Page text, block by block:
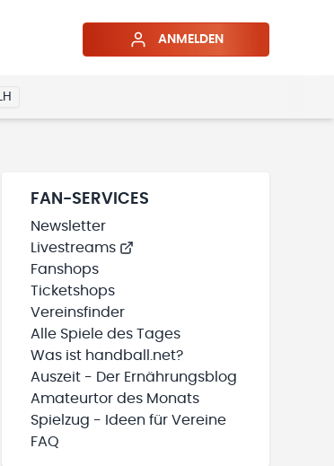
ANMELDEN
WIRD GELADEN
HINZUFÜGEN
FAN-SERVICES
Newsletter
Livestreams
Fanshops
Ticketshops
Vereinsfinder
Alle Spiele des Tages
Was ist handball.net?
Auszeit - Der Ernährungsblog
Amateurtor des Monats
Spielzug - Ideen für Vereine
FAQ